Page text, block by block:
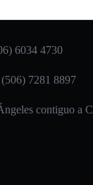
6034 4730
7281 8897
contiguo a